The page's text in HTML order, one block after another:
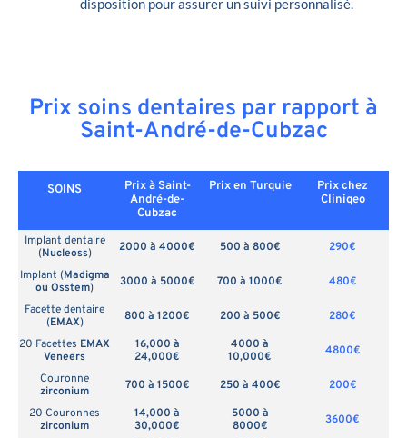
disposition pour assurer un suivi personnalisé.
Prix soins dentaires par rapport à
Saint-André-de-Cubzac
SOINS
Prix à Saint-
André-de-
Cubzac
Prix en Turquie
Prix chez
Cliniqeo
Implant dentaire
(Nucleoss) 2000 à 4000€ 500 à 800€
290€
Implant (Madigma
ou Osstem) 3000 à 5000€ 700 à 1000€
480€
Facette dentaire
(EMAX) 800 à 1200€ 200 à 500€
280€
20 Facettes EMAX
Veneers
16,000 à
24,000€
4000 à
10,000€
4800€
Couronne
zirconium
700 à 1500€ 250 à 400€
200€
20 Couronnes
zirconium
14,000 à
30,000€
5000 à
8000€
3600€